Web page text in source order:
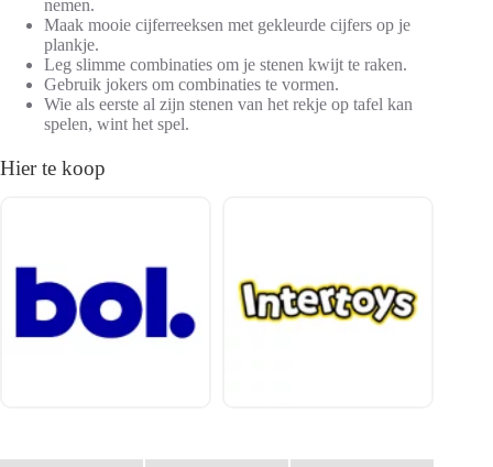
nemen.
Maak mooie cijferreeksen met gekleurde cijfers op je
plankje.
Leg slimme combinaties om je stenen kwijt te raken.
Gebruik jokers om combinaties te vormen.
Wie als eerste al zijn stenen van het rekje op tafel kan
spelen, wint het spel.
Hier te koop